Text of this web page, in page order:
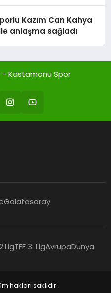
Kazım Can Kahya
anlaşma sağladı
Kastamonu Spor
Galatasaray
TFF 3. LigAvrupaDünya
hakları saklıdır.